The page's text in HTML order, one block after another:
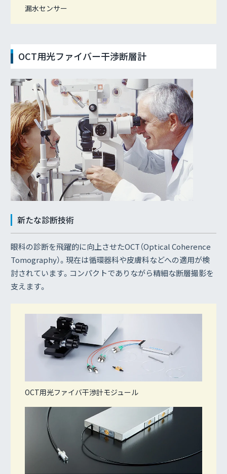
漏水センサー
OCT用光ファイバー干渉断層計
新たな診断技術
眼科の診断を飛躍的に向上させたOCT（Optical Coherence
Tomography）。現在は循環器科や皮膚科などへの適用が検
討されています。コンパクトでありながら精細な断層撮影を
支えます。
OCT用光ファイバ干渉計モジュール